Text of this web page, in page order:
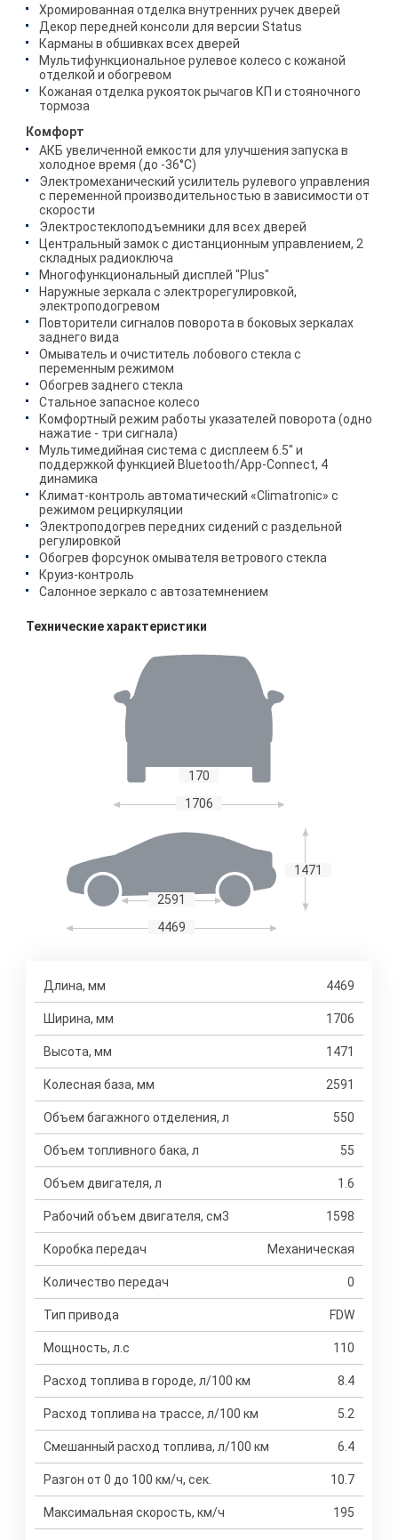
Хромированная отделка внутренних ручек дверей
Декор передней консоли для версии Status
Карманы в обшивках всех дверей
Мультифункциональное рулевое колесо с кожаной
отделкой и обогревом
Кожаная отделка рукояток рычагов КП и стояночного
тормоза
Комфорт
АКБ увеличенной емкости для улучшения запуска в
холодное время (до -36°C)
Электромеханический усилитель рулевого управления
с переменной производительностью в зависимости от
скорости
Электростеклоподъемники для всех дверей
Центральный замок с дистанционным управлением, 2
складных радиоключа
Многофункциональный дисплей "Plus"
Наружные зеркала с электрорегулировкой,
электроподогревом
Повторители сигналов поворота в боковых зеркалах
заднего вида
Омыватель и очиститель лобового стекла с
переменным режимом
Обогрев заднего стекла
Стальное запасное колесо
Комфортный режим работы указателей поворота (одно
нажатие - три сигнала)
Мультимедийная система с дисплеем 6.5" и
поддержкой функцией Bluetooth/App-Connect, 4
динамика
Климат-контроль автоматический «Climatronic» с
режимом рециркуляции
Электроподогрев передних сидений с раздельной
регулировкой
Обогрев форсунок омывателя ветрового стекла
Круиз-контроль
Салонное зеркало с автозатемнением
Технические характеристики
170
1706
2591
1471
4469
Длина, мм 4469
Ширина, мм 1706
Высота, мм 1471
Колесная база, мм 2591
Объем багажного отделения, л 550
Объем топливного бака, л 55
Объем двигателя, л 1.6
Рабочий объем двигателя, см3 1598
Коробка передач Механическая
Количество передач 0
Тип привода FDW
Мощность, л.с 110
Расход топлива в городе, л/100 км 8.4
Расход топлива на трассе, л/100 км 5.2
Смешанный расход топлива, л/100 км 6.4
Разгон от 0 до 100 км/ч, сек. 10.7
Максимальная скорость, км/ч 195